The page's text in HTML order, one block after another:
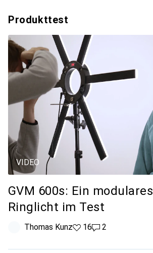
Produkttest
VIDEO
GVM 600s: Ein
Ringlicht im Test
Thomas Kunz16 Likes
162 Kommentare
2